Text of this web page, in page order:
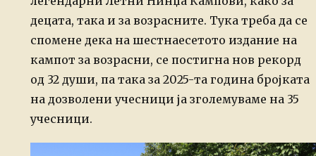
децата, така и за возрасните. Тука треба да се
спомене дека на шестнаесетото издание на
кампот за возрасни, се постигна нов рекорд
од 32 души, па така за 2025-та година бројката
на дозволени учесници ја зголемуваме на 35
учесници.